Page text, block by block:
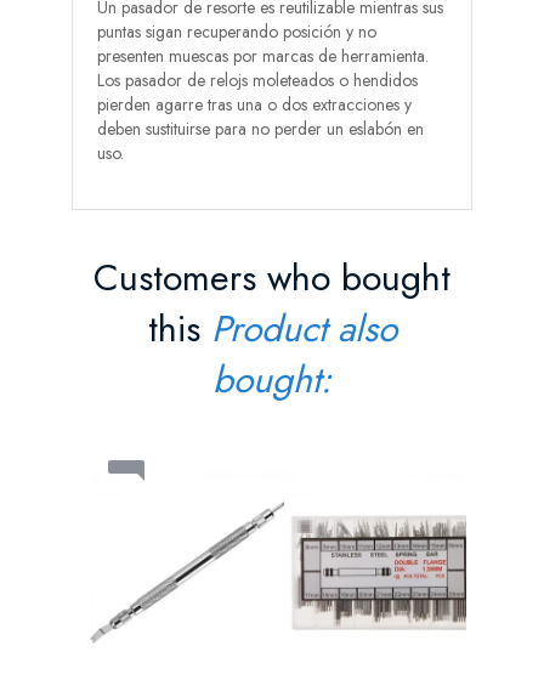
Un pasador de resorte es reutilizable mientras sus
puntas sigan recuperando posición y no
presenten muescas por marcas de herramienta.
Los pasador de relojs moleteados o hendidos
pierden agarre tras una o dos extracciones y
deben sustituirse para no perder un eslabón en
uso.
Customers who bought
this Product also
bought: